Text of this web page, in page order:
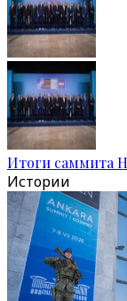
Итоги саммита
Истории